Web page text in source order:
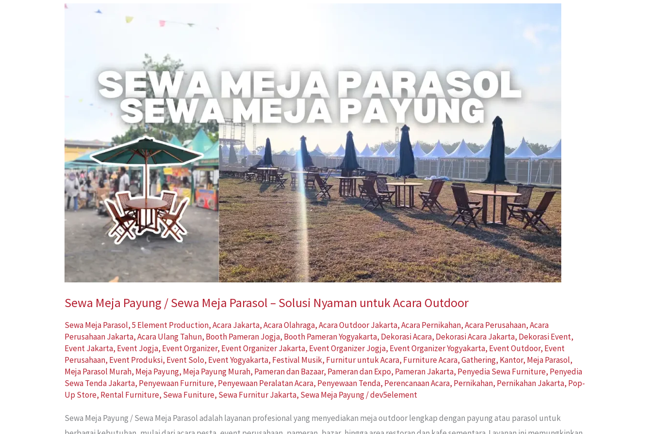
Sewa Meja Payung / Sewa Meja Parasol – Solusi Nyaman untuk Acara Outdoor
Sewa Meja Parasol,5 Element Production,Acara Jakarta,Acara Olahraga,Acara Outdoor Jakarta,Acara Pernikahan,Acara Perusahaan,Acara
Perusahaan Jakarta,Acara Ulang Tahun, Booth Pameran Jogja, Booth Pameran Yogyakarta, Dekorasi Acara, Dekorasi Acara Jakarta, Dekorasi Event,
Event Jakarta, Event Jogja, Event Organizer, Event Organizer Jakarta, Event Organizer Jogja, Event Organizer Yogyakarta, Event Outdoor, Event
Perusahaan, Event Produksi, Event Solo, Event Yogyakarta, Festival Musik, Furnitur untuk Acara, Furniture Acara,Gathering, Kantor, Meja Parasol,
Meja Parasol Murah, Meja Payung, Meja Payung Murah, Pameran dan Bazaar, Pameran dan Expo, Pameran Jakarta, Penyedia Sewa Furniture, Penyedia
Sewa Tenda Jakarta, Penyewaan Furniture, Penyewaan Peralatan Acara, Penyewaan Tenda, Perencanaan Acara, Pernikahan, Pernikahan Jakarta, Pop-
Up Store, Rental Furniture, Sewa Funiture, Sewa Furnitur Jakarta, Sewa Meja Payung/dev5element
Sewa Meja Payung / Sewa Meja Parasol adalah layanan profesional yang menyediakan meja outdoor lengkap dengan payung atau parasol untuk
Sewa
Parasol
Nyaman
untuk
Acara
Outdoor